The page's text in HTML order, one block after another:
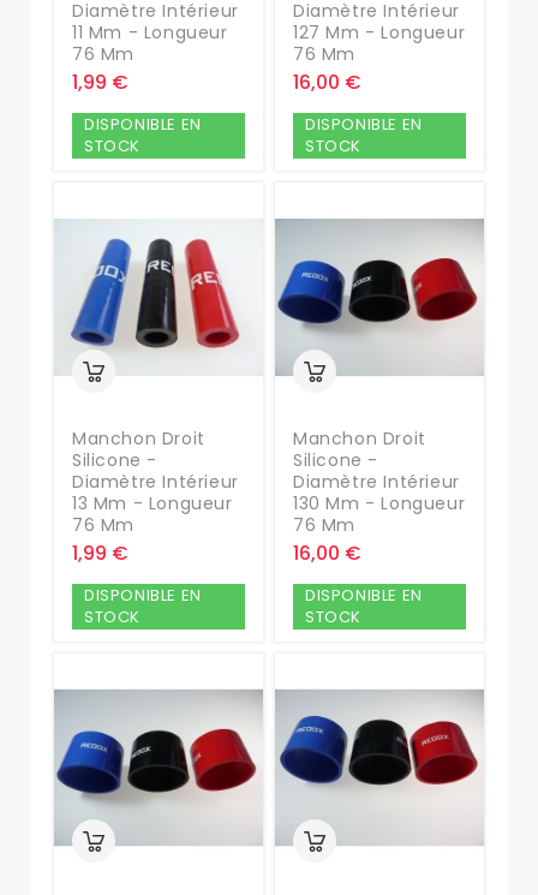
Diamètre Intérieur
11 Mm - Longueur
76 Mm
1,99 €
DISPONIBLE EN
STOCK
Diamètre Intérieur
127 Mm - Longueur
76 Mm
16,00 €
DISPONIBLE EN
STOCK
Manchon Droit
Silicone -
Diamètre Intérieur
13 Mm - Longueur
76 Mm
1,99 €
DISPONIBLE EN
STOCK
Manchon Droit
Silicone -
Diamètre Intérieur
130 Mm - Longueur
76 Mm
16,00 €
DISPONIBLE EN
STOCK